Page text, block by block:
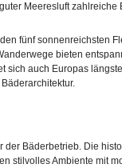
Meeresluft
fünf sonnenreichsten
bieten
sich auch Europas
der Bäderbetrieb. Die
stilvolles Ambiente mit